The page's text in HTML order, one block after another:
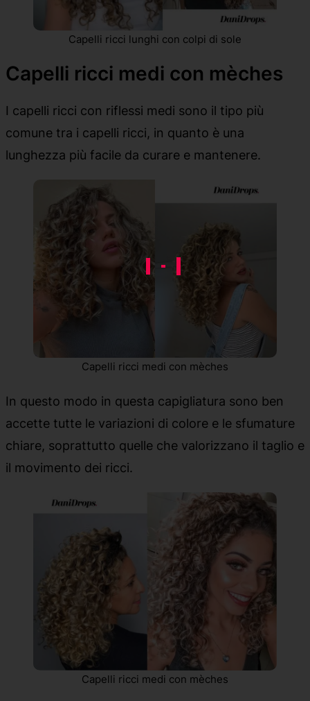
Capelli ricci lunghi con colpi di sole
Capelli ricci medi con mèches
I capelli ricci con riflessi medi sono il tipo più
comune tra i capelli ricci, in quanto è una
lunghezza più facile da curare e mantenere.
Capelli ricci medi con mèches
In questo modo in questa capigliatura sono ben
accette tutte le variazioni di colore e le sfumature
chiare, soprattutto quelle che valorizzano il taglio e
il movimento dei ricci.
Capelli ricci medi con mèches